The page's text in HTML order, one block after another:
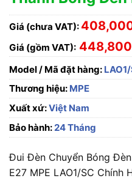
Giá (chưa VAT):
Giá (gồm VAT): 448,800
Model / Mã đặt hàng:
Thương hiệu: MPE
Xuất xứ:Việt Nam
Bảo hành: 24 Tháng
Đui Đèn Chuyển Bóng
E27 MPE LAO1/SC Chính